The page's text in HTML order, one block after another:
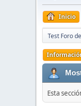
Inicio
Test Foro
Esta